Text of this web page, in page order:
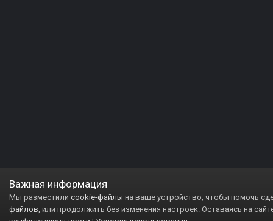
Важная информация
Мы разместили cookie-файлы на ваше устройство, чтобы помочь
файлов, или продолжить без изменения настроек. Оставаясь на